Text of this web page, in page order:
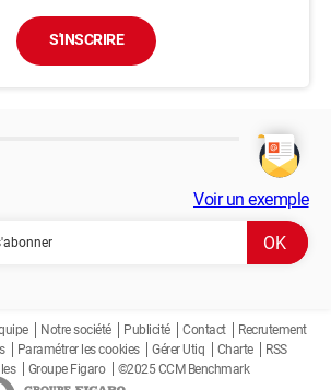
S'INSCRIRE
Voir un exemple
Notre société Publicité Contact
Recrutement
Paramétrer les cookies Gérer Utiq Charte
RSS
Groupe Figaro ©2025 CCM Benchmark